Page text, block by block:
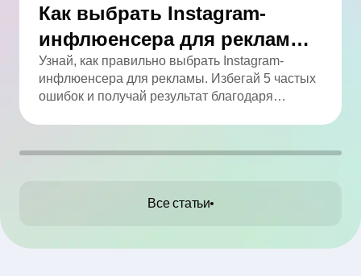
Как выбрать Instagram-
инфлюенсера для рекламы:
5 ошибок, которых легко
избежать
Узнай, как правильно выбрать Instagram-
инфлюенсера для рекламы. Избегай 5 частых
ошибок и получай результат благодаря
Все статьи